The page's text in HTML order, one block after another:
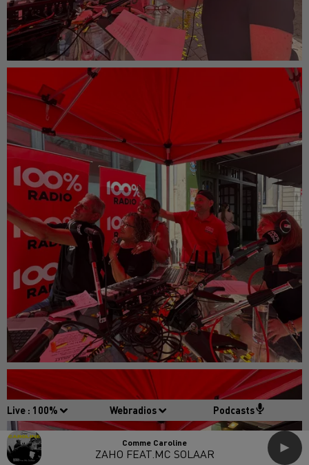
Live : 100% Webradios Podcasts
Comme Caroline
ZAHO FEAT.MC SOLAAR